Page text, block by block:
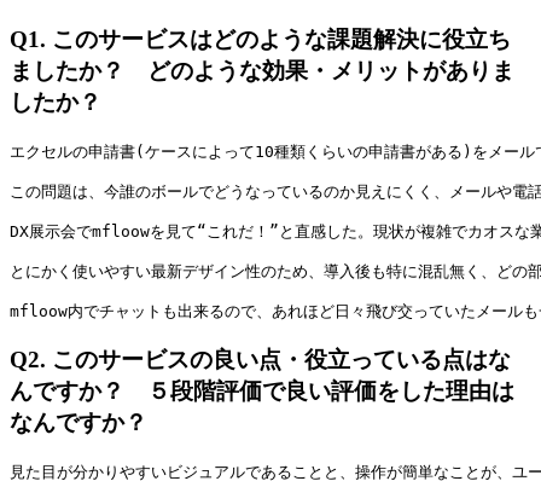
Q1. このサービスはどのような課題解決に役立ち
ましたか？ どのような効果・メリットがありま
したか？
エクセルの申請書(ケースによって10種類くらいの申請書がある)をメー
この問題は、今誰のボールでどうなっているのか見えにくく、メールや電
DX展示会でmfloowを見て“これだ！”と直感した。現状が複雑でカオスな
とにかく使いやすい最新デザイン性のため、導入後も特に混乱無く、どの
mfloow内でチャットも出来るので、あれほど日々飛び交っていたメール
Q2. このサービスの良い点・役立っている点はな
んですか？ ５段階評価で良い評価をした理由は
なんですか？
見た目が分かりやすいビジュアルであることと、操作が簡単なことが、